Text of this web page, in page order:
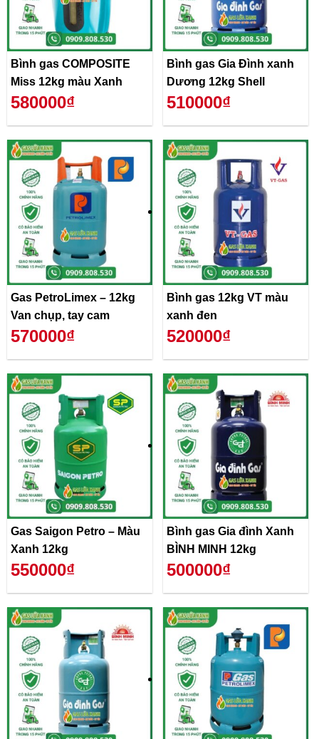
Bình gas COMPOSITE
Miss 12kg màu Xanh
580000₫
Bình gas Gia Đình xanh
Dương 12kg Shell
510000₫
Gas PetroLimex – 12kg
Van chụp, tay cam
570000₫
Bình gas 12kg VT màu
xanh đen
520000₫
Gas Saigon Petro – Màu
Xanh 12kg
550000₫
Bình gas Gia đình Xanh
BÌNH MINH 12kg
500000₫